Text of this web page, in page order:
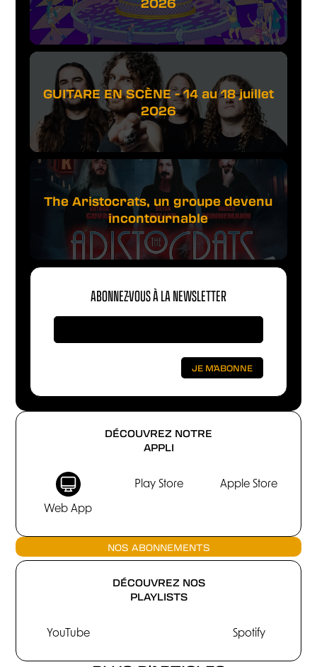
DÉCOUVREZ NOTRE
APPLI
Web App
Play Store Apple Store
NOS ABONNEMENTS
DÉCOUVREZ NOS
PLAYLISTS
YouTube Spotify
GUITARE EN SCÈNE - 14 au 18 juillet
2026
The Aristocrats, un groupe devenu
incontournable
ABONNEZ-VOUS À LA NEWSLETTER